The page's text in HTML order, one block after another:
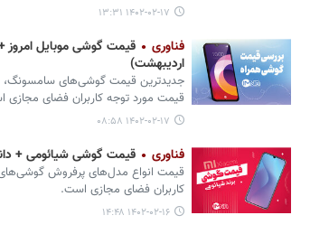
۱۴۰۲-۰۲-۱۷ ۱۳:۳۱
فناوری
اردیبهشت)
جدیدترین قیمت گوشی‌های سامسونگ،
قیمت مورد توجه کاربران فضای مجازی
۱۴۰۲-۰۲-۱۷ ۰۸:۵۸
فناوری قیمت گوشی‌ شیائومی + دانلود
قیمت انواع مدل‌های پرفروش گوشی‌های
کاربران فضای مجازی است.
۱۴۰۲-۰۲-۱۶ ۱۴:۴۸